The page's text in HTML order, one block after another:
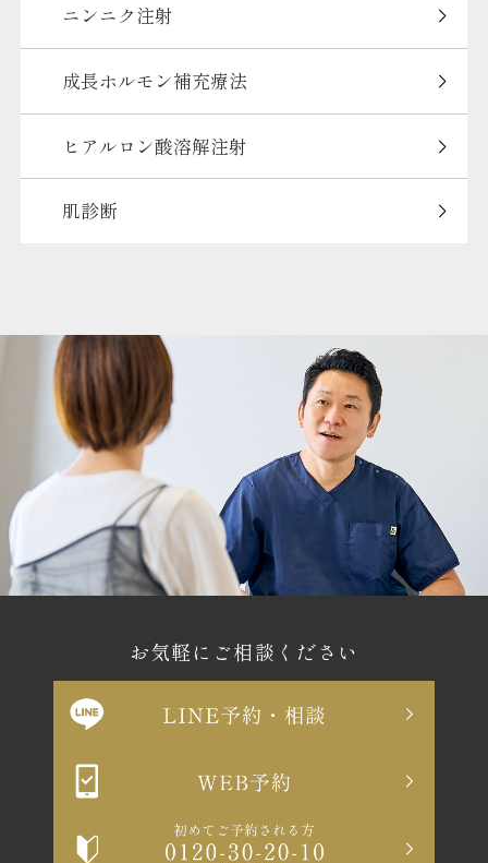
ニンニク注射
成長ホルモン補充療法
ヒアルロン酸溶解注射
肌診断
お気軽にご相談ください